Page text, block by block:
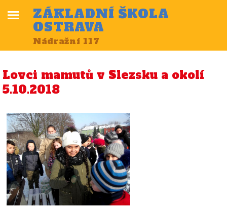
ZÁKLADNÍ ŠKOLA
OSTRAVA
Nádražní 117
Lovci mamutů v Slezsku a okolí
5.10.2018